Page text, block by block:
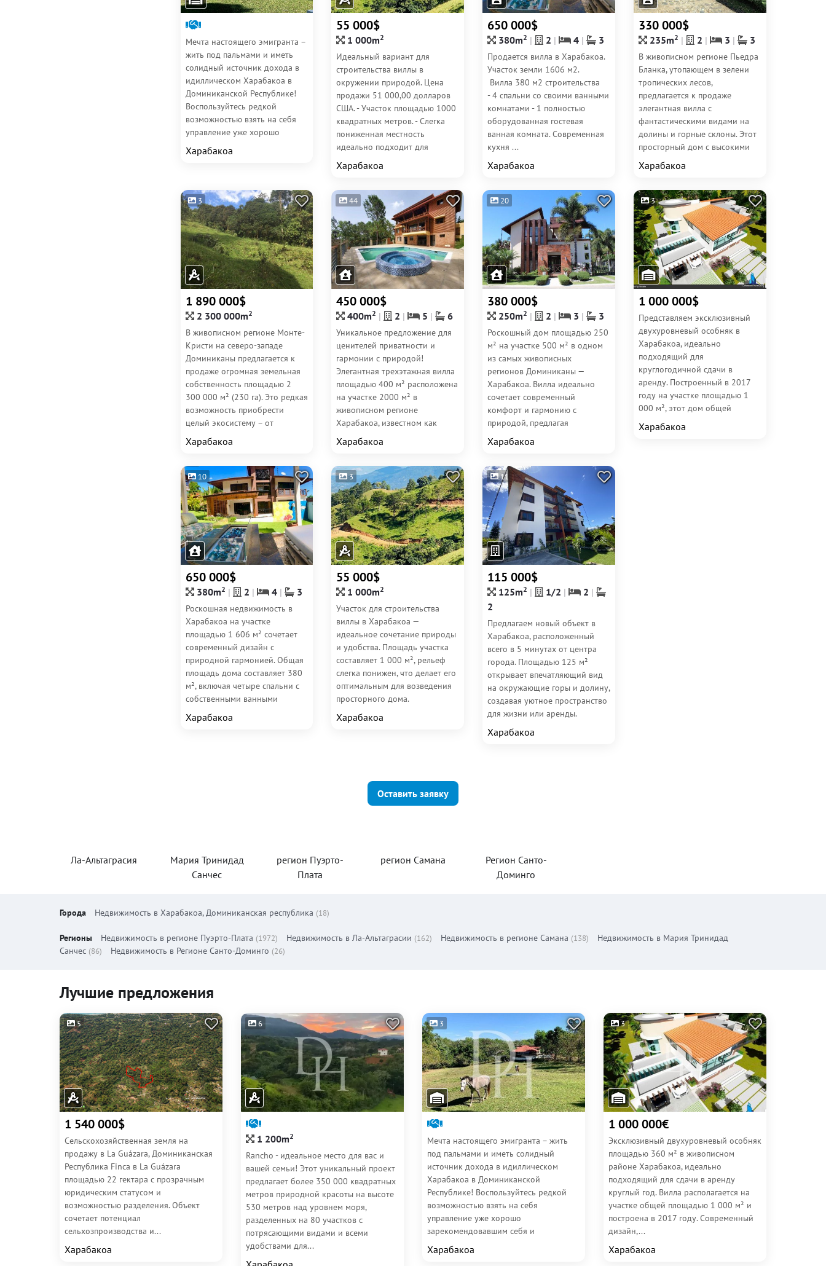
Мечта настоящего эмигранта –
жить под пальмами и иметь
солидный источник дохода в
идиллическом Харабакоа в
Доминиканской Республике!
Воспользуйтесь редкой
возможностью взять на себя
управление уже хорошо
зарекомендовавшим себя и
доказавшим...
Харабакоа
55 000$
1 000m2
Идеальный вариант для
строительства виллы в
окружении природой. Цена
продажи 51 000,00 долларов
США. - Участок площадью 1000
квадратных метров. - Слегка
пониженная местность
идеально подходит для
строительства вилл. Вода и...
Харабакоа
650 000$
380m2 2 4 3
Продается вилла в Харабакоа.
Участок земли 1606 м2.
Вилла 380 м2 строительства
- 4 спальни со своими ванными
комнатами - 1 полностью
оборудованная гостевая
ванная комната. Современная
кухня ...
Харабакоа
330 000$
235m2 2 3 3
В живописном регионе Пьедра
Бланка, утопающем в зелени
тропических лесов,
предлагается к продаже
элегантная вилла с
фантастическими видами на
долины и горные склоны. Этот
просторный дом с высокими
потолками и панорамными
окнами станет идеальным...
Харабакоа
3
1 890 000$
2 300 000m2
В живописном регионе Монте-
Кристи на северо-западе
Доминиканы предлагается к
продаже огромная земельная
собственность площадью 2
300 000 м² (230 га). Это редкая
возможность приобрести
целый экосистему – от
плодородных долин до
холмистых...
Харабакоа
44
450 000$
400m2 2 5 6
Уникальное предложение для
ценителей приватности и
гармонии с природой!
Элегантная трехэтажная вилла
площадью 400 м² расположена
на участке 2000 м² в
живописном регионе
Харабакоа, известном как
«Доминиканская
Швейцария»....
Харабакоа
20
380 000$
250m2 2 3 3
Роскошный дом площадью 250
м² на участке 500 м² в одном
из самых живописных
регионов Доминиканы —
Харабакоа. Вилла идеально
сочетает современный
комфорт и гармонию с
природой, предлагая
панорамные виды на горные
хребеты и...
Харабакоа
3
1 000 000$
Представляем эксклюзивный
двухуровневый особняк в
Харабакоа, идеально
подходящий для
круглогодичной сдачи в
аренду. Построенный в 2017
году на участке площадью 1
000 м², этот дом общей
площадью 360 м² сочетает
современный дизайн,
Харабакоа
10
650 000$
380m2 2 4 3
Роскошная недвижимость в
Харабакоа на участке
площадью 1 606 м² сочетает
современный дизайн с
природной гармонией. Общая
площадь дома составляет 380
м², включая четыре спальни с
собственными ванными
комнатами и дополнительную
полностью...
Харабакоа
3
55 000$
1 000m2
Участок для строительства
виллы в Харабакоа —
идеальное сочетание природы
и удобства. Площадь участка
составляет 1 000 м², рельеф
слегка понижен, что делает его
оптимальным для возведения
просторного дома.
Особенности участка:...
Харабакоа
11
115 000$
125m2 1/2
2
2
Предлагаем новый объект в
Харабакоа, расположенный
всего в 5 минутах от центра
города. Площадью 125 м²
открывает впечатляющий вид
на окружающие горы и долину,
создавая уютное пространство
для жизни или аренды.
Особенности недвижимости:...
Харабакоа
Оставить заявку
Ла-Альтаграсия
Мария Тринидад
Санчес
регион Пуэрто-
Плата
регион Самана
Регион Санто-
Доминго
Города Недвижимость в Харабакоа, Доминиканская республика (18)
Регионы Недвижимость в регионе Пуэрто-Плата (1972) Недвижимость в Ла-Альтаграсии (162) Недвижимость в регионе Самана (138)
Недвижимость в Мария Тринидад
Санчес (86) Недвижимость в Регионе Санто-Доминго (26)
Лучшие предложения
5
1 540 000$
Сельскохозяйственная земля на
продажу в La Guázara, Доминиканская
Республика Finca в La Guázara
площадью 22 гектара с прозрачным
юридическим статусом и
возможностью разделения. Объект
сочетает потенциал
сельхозпроизводства и...
Харабакоа
6
1 200m2
Rancho - идеальное место для вас и
вашей семьи! Этот уникальный проект
предлагает более 350 000 квадратных
метров природной красоты на высоте
530 метров над уровнем моря,
разделенных на 80 участков с
потрясающими видами и всеми
удобствами для...
3
Мечта настоящего эмигранта – жить
под пальмами и иметь солидный
источник дохода в идиллическом
Харабакоа в Доминиканской
Республике! Воспользуйтесь редкой
возможностью взять на себя
управление уже хорошо
зарекомендовавшим себя и
доказавшим...
Харабакоа
3
1 000 000€
Эксклюзивный двухуровневый особняк
площадью 360 м² в живописном
районе Харабакоа, идеально
подходящий для сдачи в аренду
круглый год. Вилла располагается на
участке общей площадью 1 000 м² и
построена в 2017 году. Современный
дизайн,...
Харабакоа